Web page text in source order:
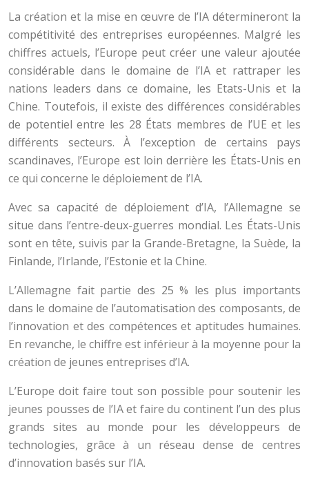
La création et la mise en œuvre de l’IA détermineront la
compétitivité des entreprises européennes. Malgré les
chiffres actuels, l’Europe peut créer une valeur ajoutée
considérable dans le domaine de l’IA et rattraper les
nations leaders dans ce domaine, les Etats-Unis et la
Chine. Toutefois, il existe des différences considérables
de potentiel entre les 28 États membres de l’UE et les
différents secteurs. À l’exception de certains pays
scandinaves, l’Europe est loin derrière les États-Unis en
ce qui concerne le déploiement de l’IA.
Avec sa capacité de déploiement d’IA, l’Allemagne se
situe dans l’entre-deux-guerres mondial. Les États-Unis
sont en tête, suivis par la Grande-Bretagne, la Suède, la
Finlande, l’Irlande, l’Estonie et la Chine.
L’Allemagne fait partie des 25 % les plus importants
dans le domaine de l’automatisation des composants, de
l’innovation et des compétences et aptitudes humaines.
En revanche, le chiffre est inférieur à la moyenne pour la
création de jeunes entreprises d’IA.
L’Europe doit faire tout son possible pour soutenir les
jeunes pousses de l’IA et faire du continent l’un des plus
grands sites au monde pour les développeurs de
technologies, grâce à un réseau dense de centres
d’innovation basés sur l’IA.